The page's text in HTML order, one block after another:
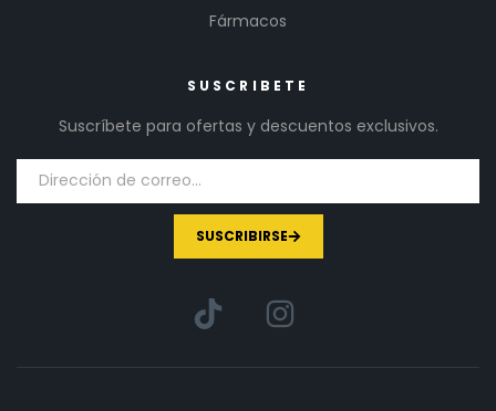
Fármacos
SUSCRIBETE
Suscríbete para ofertas y descuentos exclusivos.
SUSCRIBIRSE